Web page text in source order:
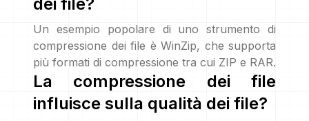
Un esempio popolare di uno strumento di
compressione dei file è WinZip, che supporta
più formati di compressione tra cui ZIP e RAR.
La compressione dei file
influisce sulla qualità dei file?